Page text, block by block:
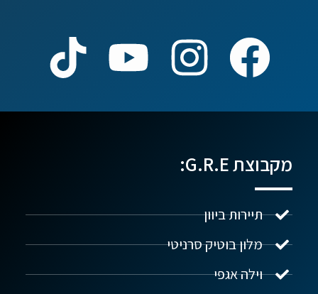
מקבוצת G.R.E:
תיירות ביוון
מלון בוטיק סרניטי
וילה אגפי
נדל"ן ביוון G.R.E